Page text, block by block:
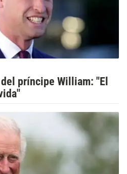
príncipe William: "El